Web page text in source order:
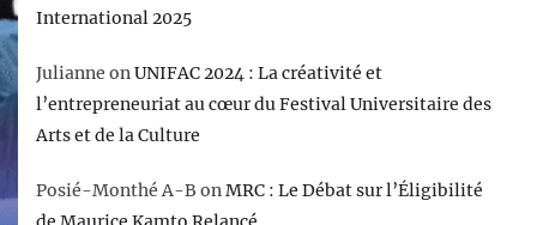
International 2025
Julianne onUNIFAC 2024 : La créativité et
l’entrepreneuriat au cœur du Festival Universitaire des
Arts et de la Culture
Posié-Monthé A-B onMRC : Le Débat sur l’Éligibilité